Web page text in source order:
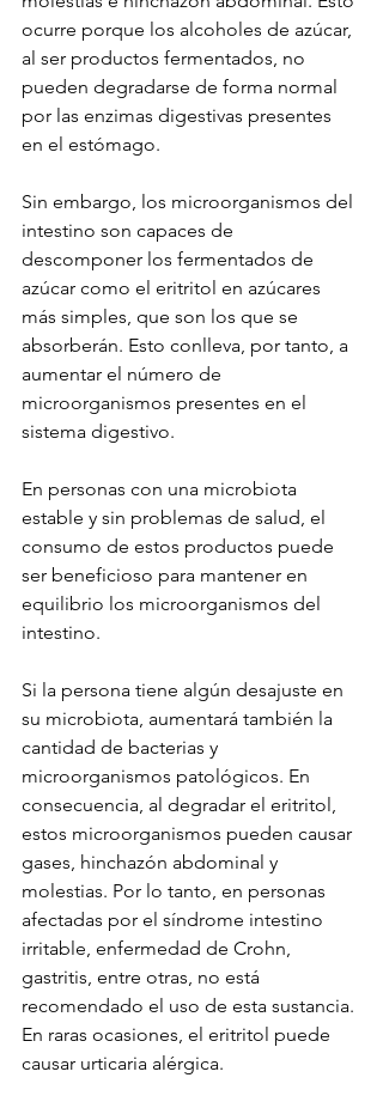
ocurre porque los alcoholes de azúcar,
al ser productos fermentados, no
pueden degradarse de forma normal
por las enzimas digestivas presentes
en el estómago.
Sin embargo, los microorganismos del
intestino son capaces de
descomponer los fermentados de
azúcar como el eritritol en azúcares
más simples, que son los que se
absorberán. Esto conlleva, por tanto, a
aumentar el número de
microorganismos presentes en el
sistema digestivo.
En personas con una microbiota
estable y sin problemas de salud, el
consumo de estos productos puede
ser beneficioso para mantener en
equilibrio los microorganismos del
intestino.
Si la persona tiene algún desajuste en
su microbiota, aumentará también la
cantidad de bacterias y
microorganismos patológicos. En
consecuencia, al degradar el eritritol,
estos microorganismos pueden causar
gases, hinchazón abdominal y
molestias. Por lo tanto, en personas
afectadas por el síndrome intestino
irritable, enfermedad de Crohn,
gastritis, entre otras, no está
recomendado el uso de esta sustancia.
En raras ocasiones, el eritritol puede
causar urticaria alérgica.